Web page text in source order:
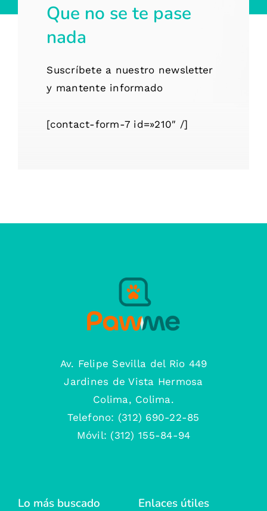
Que no se te pase
nada
Suscríbete a nuestro newsletter
y mantente informado
[contact-form-7 id=»210″ /]
Av. Felipe Sevilla del Rio 449
Jardines de Vista Hermosa
Colima, Colima.
Telefono: (312) 690-22-85
Móvil: (312) 155-84-94
Lo más buscado Enlaces útiles